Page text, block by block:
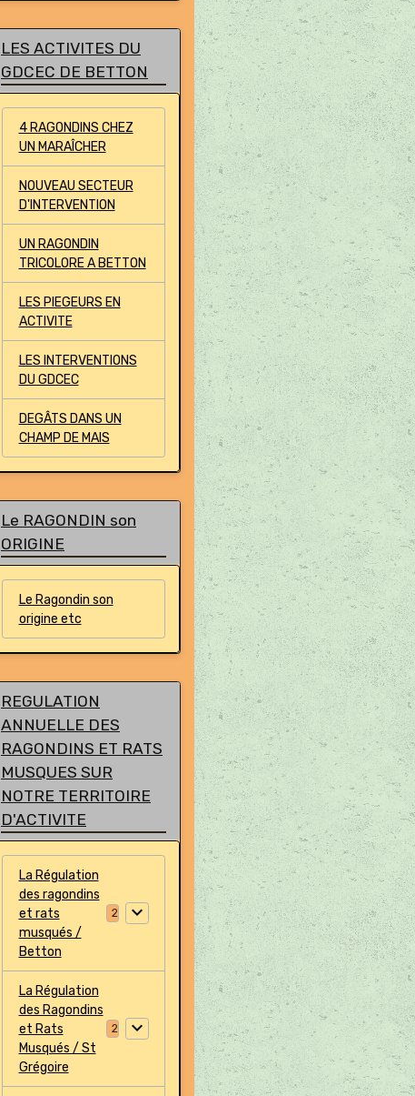
LES ACTIVITES DU
GDCEC DE BETTON
4 RAGONDINS CHEZ
UN MARAÎCHER
NOUVEAU SECTEUR
D'INTERVENTION
UN RAGONDIN
TRICOLORE A BETTON
LES PIEGEURS EN
ACTIVITE
LES INTERVENTIONS
DU GDCEC
DEGÂTS DANS UN
CHAMP DE MAIS
Le RAGONDIN son
ORIGINE
Le Ragondin son
origine etc
REGULATION
ANNUELLE DES
RAGONDINS ET RATS
MUSQUES SUR
NOTRE TERRITOIRE
D'ACTIVITE
La Régulation
des ragondins
et rats
musqués /
Betton
2
La Régulation
des Ragondins
et Rats
Musqués / St
Grégoire
2